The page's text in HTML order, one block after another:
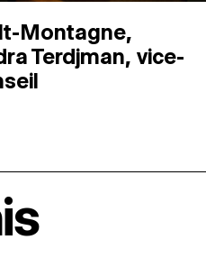
Montagne,
Terdjman, vice-